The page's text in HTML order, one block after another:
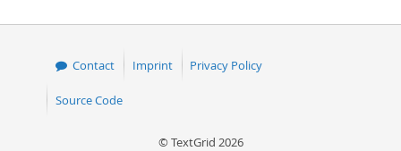
Contact Imprint Privacy Policy
Source Code
© TextGrid 2026